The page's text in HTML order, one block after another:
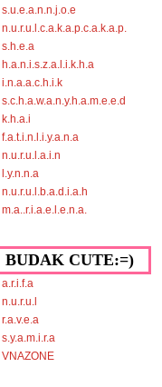
s.u.e.a.n.n.j.o.e
n.u.r.u.l.c.a.k.a.p.c.a.k.a.p.
s.h.e.a
h.a.n.i.s.z.a.l.i.k.h.a
i.n.a.a.c.h.i.k
s.c.h.a.w.a.n.y.h.a.m.e.e.d
k.h.a.i
f.a.t.i.n.l.i.y.a.n.a
n.u.r.u.l.a.i.n
l.y.n.n.a
n.u.r.u.l.b.a.d.i.a.h
m.a..r.i.a.e.l.e.n.a.
BUDAK CUTE:=)
a.r.i.f.a
n.u.r.u.l
r.a.v.e.a
s.y.a.m.i.r.a
VNAZONE